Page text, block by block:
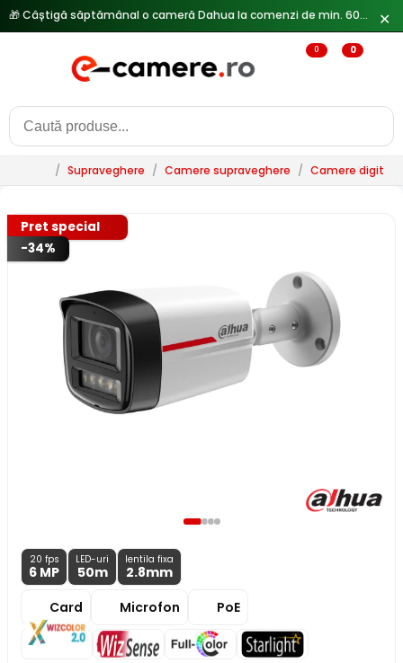
🔥Reduceri de pana la 25% doar in luna iulie → Vezi ofertele ✕
0 0
/ Supraveghere / Camere supraveghere / Camere digitale
Pret special
-34%
20 fps
6 MP
LED-uri
50m
lentila fixa
2.8mm
Card
Microfon PoE